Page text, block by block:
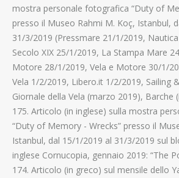
mostra personale fotografica “Duty of
presso il Museo Rahmi M. Koç, Istanbul,
31/3/2019 (Pressmare 21/1/2019,
Secolo XIX 25/1/2019, La Stampa Mare
Motore 28/1/2019, Vela e Motore 30/1/
Vela 1/2/2019, Libero.it 1/2/2019, Sailing
Giornale della Vela (marzo 2019), Barche
175. Articolo (in inglese) sulla mostra
“Duty of Memory - Wrecks” presso il
Istanbul, dal 15/1/2019 al 31/3/2019 sul
inglese Cornucopia, gennaio 2019: “The
174. Articolo (in greco) sul mensile dello